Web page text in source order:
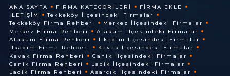
ANA SAYFA FIRMA KATEGORILERI
FIRMA EKLE
İLETIŞIM
Tekkeköy İlçesindeki Firmalar
Tekkeköy Firma Rehberi
Merkez İlçesindeki Firmalar
Merkez Firma Rehberi
Atakum İlçesindeki Firmalar
Atakum Firma Rehberi
İlkadım İlçesindeki Firmalar
İlkadım Firma Rehberi
Kavak İlçesindeki Firmalar
Kavak Firma Rehberi
Canik İlçesindeki Firmalar
Canik Firma Rehberi
Ladik İlçesindeki Firmalar
Ladik Firma Rehberi
Asarcık İlçesindeki Firmalar